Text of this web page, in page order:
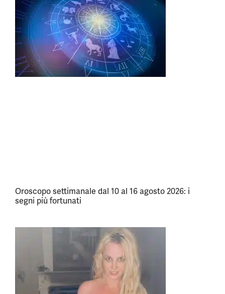
Oroscopo settimanale dal 10 al 16 agosto 2026: i
segni più fortunati